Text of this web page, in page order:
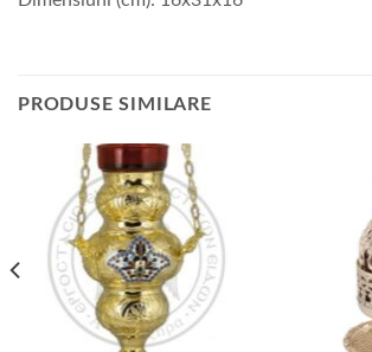
PRODUSE SIMILARE